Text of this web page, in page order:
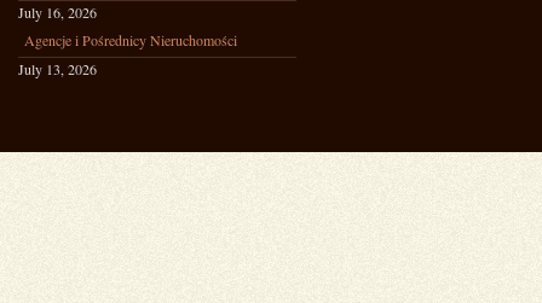
July 16, 2026
Agencje i Pośrednicy Nieruchomości
July 13, 2026